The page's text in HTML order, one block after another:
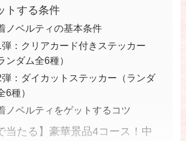
トする条件
ノベルティの基本条件
：クリアカード付きステッカー
ンダム全6種）
弾：ダイカットステッカー（ランダ
6種）
ノベルティをゲットするコツ
当たる】豪華景品4コース！中